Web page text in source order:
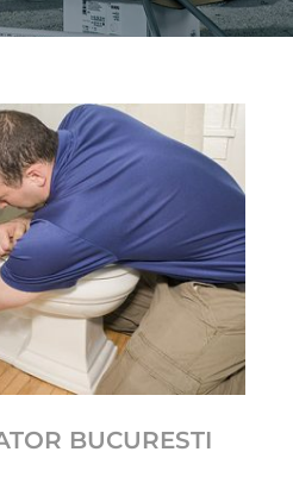
BUCURESTI